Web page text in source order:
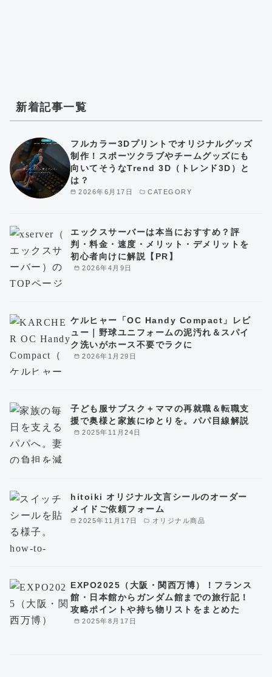
新着記事一覧
2026年6月17日 CATEGORY
フルカラー3Dプリントでオリジナルグッズ
制作！スポーツクラブやチームグッズにも
向いてそうなTrend 3D（トレンド3D）と
は？
2026年4月9日
エックスサーバーは本当におすすめ？評
判・料金・速度・メリット・デメリットを
初心者向けに解説【PR】
2026年1月29日
ケルヒャー「OC Handy Compact」レビ
ュー｜野球ユニフォームの泥汚れ＆スパイ
ク洗いがホース不要でラクに
2025年11月24日
子ども服サブスク＋ママの再就職＆転職支
援で奥様と家族にゆとりを。パパ目線解説
2025年11月17日 オリジナル商品
hitoiki オリジナル文言シールのオーダー
メイドご依頼フォーム
2025年8月17日
EXPO2025（大阪・関西万博）！フランス
館・日本館からガンダム館までの旅行記！
攻略ポイントや持ち物リストをまとめた